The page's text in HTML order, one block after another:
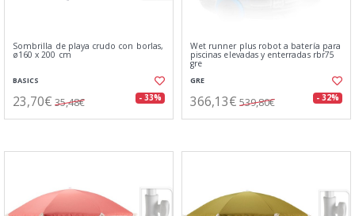
Sombrilla de playa crudo con borlas,
ø160 x 200 cm
BASICS
23,70€ 35,48€ - 33%
Wet runner plus robot a batería para
piscinas elevadas y enterradas rbr75
gre
GRE
366,13€ 539,80€ - 32%